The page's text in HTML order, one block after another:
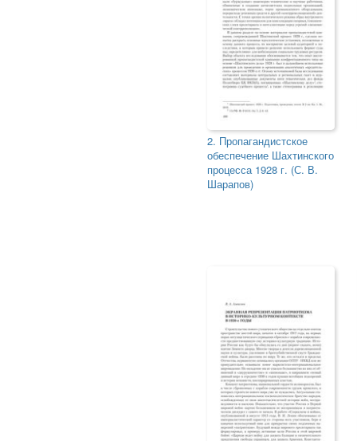
2. Пропагандистское
обеспечение Шахтинского
процесса 1928 г. (С. В.
Шарапов)